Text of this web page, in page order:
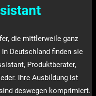
die mittlerweile ganz
Deutschland finden sie
Produktberater,
Ihre Ausbildung ist
deswegen komprimiert.